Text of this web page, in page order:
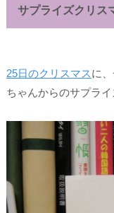
サプライズクリス
25日のクリスマスに
ちゃんからのサプラ